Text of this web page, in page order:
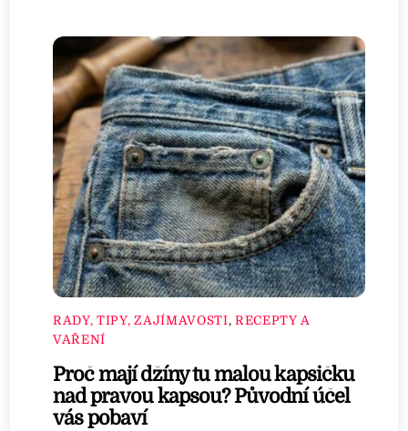
RADY, TIPY, ZAJÍMAVOSTI, RECEPTY A
VAŘENÍ
Proč mají džíny tu malou kapsičku
nad pravou kapsou? Původní účel
vás pobaví